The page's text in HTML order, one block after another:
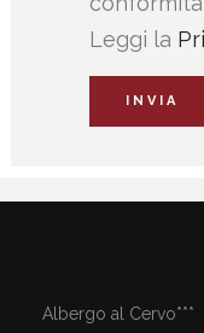
Leggi la
Albergo al Cervo***